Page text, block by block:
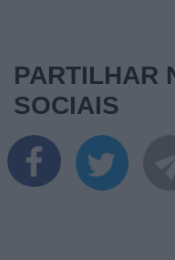
PARTILHAR
SOCIAIS